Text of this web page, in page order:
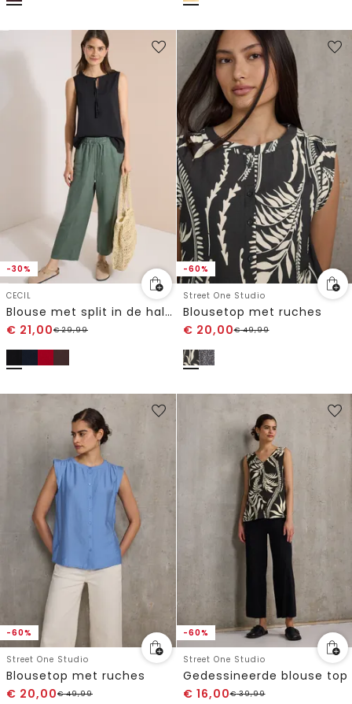
-30%
CECIL
Blouse met split in de hals en bandjes
€ 21,00€29,99
-60%
Street One Studio
Blousetop met ruches
€ 20,00€49,99
-60%
Street One Studio
Blousetop met ruches
€ 20,00€49,99
-60%
Street One Studio
Gedessineerde blouse top
€ 16,00€39,99